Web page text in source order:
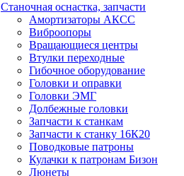
Станочная оснастка, запчасти
Амортизаторы АКСС
Виброопоры
Вращающиеся центры
Втулки переходные
Гибочное оборудование
Головки и оправки
Головки ЭМГ
Долбежные головки
Запчасти к станкам
Запчасти к станку 16К20
Поводковые патроны
Кулачки к патронам Бизон
Люнеты